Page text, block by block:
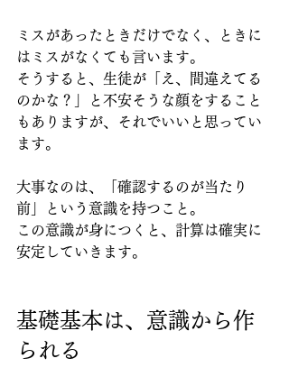
ミスがあったときだけでなく、ときに
はミスがなくても言います。
そうすると、生徒が「え、間違えてる
のかな？」と不安そうな顔をすること
もありますが、それでいいと思ってい
ます。
大事なのは、「確認するのが当たり
前」という意識を持つこと。
この意識が身につくと、計算は確実に
安定していきます。
基礎基本は、意識から作
られる